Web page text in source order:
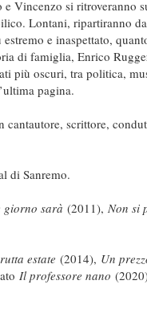
Vincenzo si ritroveranno
Lontani, ripartiranno
e inaspettato,
di famiglia, Enrico
più oscuri, tra politica,
pagina.
scrittore,
di Sanremo.
giorno sarà (2011), Non si
estate (2014), Un
Il professore nano